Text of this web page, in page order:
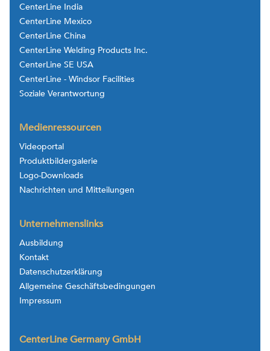
CenterLine India
CenterLine Mexico
CenterLine China
CenterLine Welding Products Inc.
CenterLine SE USA
CenterLine - Windsor Facilities
Soziale Verantwortung
Medienressourcen
Videoportal
Produktbildergalerie
Logo-Downloads
Nachrichten und Mitteilungen
Unternehmenslinks
Ausbildung
Kontakt
Datenschutzerklärung
Allgemeine Geschäftsbedingungen
Impressum
CenterLine Germany GmbH